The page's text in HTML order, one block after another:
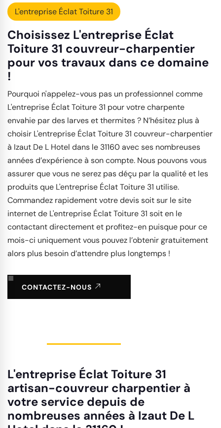
L'entreprise Éclat Toiture 31
Choisissez L'entreprise Éclat
Toiture 31 couvreur-charpentier
pour vos travaux dans ce domaine
!
Pourquoi n'appelez-vous pas un professionnel comme
L'entreprise Éclat Toiture 31 pour votre charpente
envahie par des larves et thermites ? N’hésitez plus à
choisir L'entreprise Éclat Toiture 31 couvreur-charpentier
à Izaut De L Hotel dans le 31160 avec ses nombreuses
années d’expérience à son compte. Nous pouvons vous
assurer que vous ne serez pas déçu par la qualité et les
produits que L'entreprise Éclat Toiture 31 utilise.
Commandez rapidement votre devis soit sur le site
internet de L'entreprise Éclat Toiture 31 soit en le
contactant directement et profitez-en puisque pour ce
mois-ci uniquement vous pouvez l’obtenir gratuitement
alors plus besoin d’attendre plus longtemps !
CONTACTEZ-NOUS
L'entreprise Éclat Toiture 31
artisan-couvreur charpentier à
votre service depuis de
nombreuses années à Izaut De L